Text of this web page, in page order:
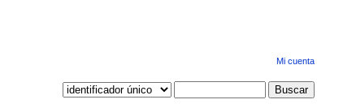
Mi cuenta